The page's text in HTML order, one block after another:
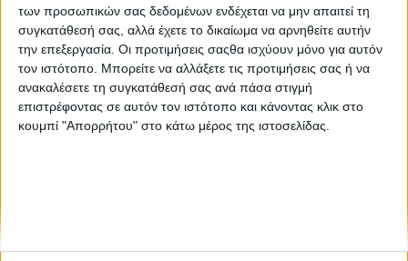
των προσωπικών σας δεδομένων ενδέχεται να μην απαιτεί τη
συγκατάθεσή σας, αλλά έχετε το δικαίωμα να αρνηθείτε αυτήν
την επεξεργασία. Οι προτιμήσεις σαςθα ισχύουν μόνο για αυτόν
τον ιστότοπο. Μπορείτε να αλλάξετε τις προτιμήσεις σας ή να
ανακαλέσετε τη συγκατάθεσή σας ανά πάσα στιγμή
επιστρέφοντας σε αυτόν τον ιστότοπο και κάνοντας κλικ στο
κουμπί "Απορρήτου" στο κάτω μέρος της ιστοσελίδας.
None feed